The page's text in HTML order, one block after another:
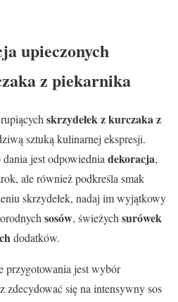
upieczonych
z piekarnika
skrzydełek z kurczaka z
sztuką kulinarnej ekspresji.
jest odpowiednia dekoracja,
ale również podkreśla smak
skrzydełek, nadaj im wyjątkowy
sosów, świeżych surówek
dodatków.
przygotowania jest wybór
zdecydować się na intensywny sos